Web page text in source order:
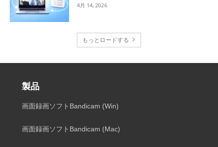
4月 14, 2026
もっとロードする
製品
画面録画ソフトBandicam (Win)
画面録画ソフトBandicam (Mac)